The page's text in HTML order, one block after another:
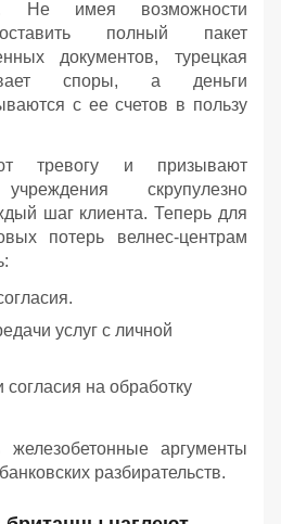
Не имея возможности
полный пакет
документов, турецкая
споры, а деньги
с ее счетов в пользу
тревогу и призывают
скрупулезно
шаг клиента. Теперь для
потерь велнес-центрам
услуг с личной
на обработку
аргументы
разбирательств.